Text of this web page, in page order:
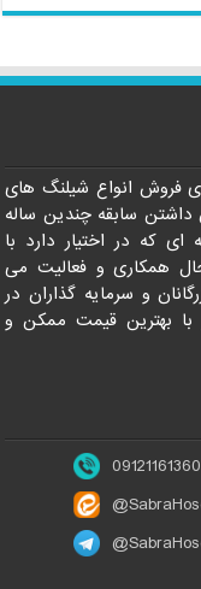
فروش انواع شیلنگ های
سابقه چندین ساله
که در اختیار دارد با
همکاری و فعالیت می
و سرمایه گذاران در
بهترین قیمت ممکن و
09121161360
09121161360